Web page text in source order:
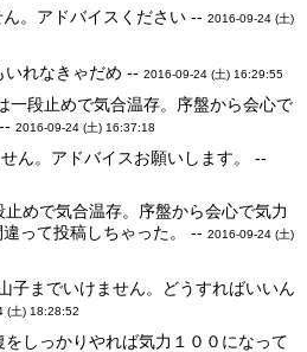
。アドバイスください --2016-09-24 (土)
いれなきゃだめ --2016-09-24 (土) 16:29:55
一段止めで気合温存。序盤から会心で
--2016-09-24 (土) 16:37:18
ん。アドバイスお願いします。 --
めで気合温存。序盤から会心で気力
違って投稿しちゃった。 --2016-09-24 (土)
子までいけません。どうすればいいん
(土) 18:28:52
しっかりやれば気力１００になって